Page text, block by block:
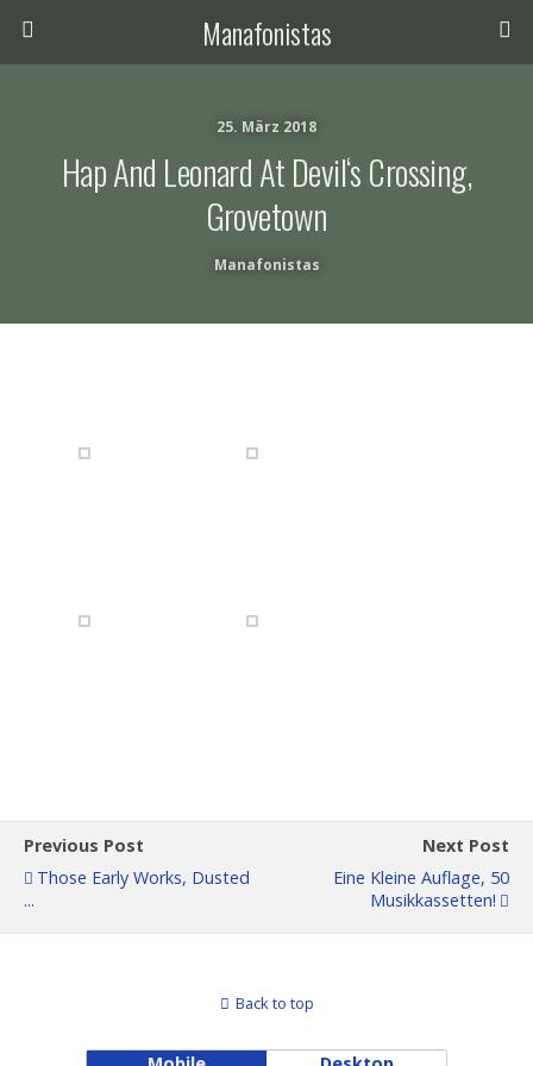
Manafonistas
25. März 2018
Hap And Leonard At Devil‘s Crossing,
Grovetown
Manafonistas
Previous Post
Those Early Works, Dusted
...
Next Post
Eine Kleine Auflage, 50
Musikkassetten!
Back to top